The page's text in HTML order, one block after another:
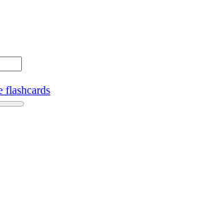
flashcards